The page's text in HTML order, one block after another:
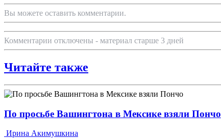
Вы можете оставить комментарии.
Комментарии отключены - материал старше 3 дней
Читайте также
По просьбе Вашингтона в Мексике взяли Пончо
Ирина Акимушкина